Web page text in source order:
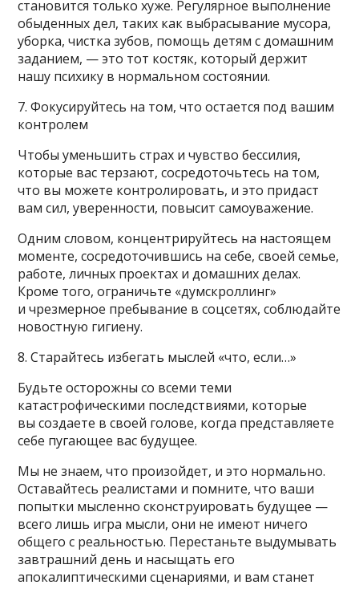
становится только хуже. Регулярное выполнение
обыденных дел, таких как выбрасывание мусора,
уборка, чистка зубов, помощь детям с домашним
заданием, — это тот костяк, который держит
нашу психику в нормальном состоянии.
7. Фокусируйтесь на том, что остается под вашим
контролем
Чтобы уменьшить страх и чувство бессилия,
которые вас терзают, сосредоточьтесь на том,
что вы можете контролировать, и это придаст
вам сил, уверенности, повысит самоуважение.
Одним словом, концентрируйтесь на настоящем
моменте, сосредоточившись на себе, своей семье,
работе, личных проектах и домашних делах.
Кроме того, ограничьте «думскроллинг»
и чрезмерное пребывание в соцсетях, соблюдайте
новостную гигиену.
8. Старайтесь избегать мыслей «что, если…»
Будьте осторожны со всеми теми
катастрофическими последствиями, которые
вы создаете в своей голове, когда представляете
себе пугающее вас будущее.
Мы не знаем, что произойдет, и это нормально.
Оставайтесь реалистами и помните, что ваши
попытки мысленно сконструировать будущее —
всего лишь игра мысли, они не имеют ничего
общего с реальностью. Перестаньте выдумывать
завтрашний день и насыщать его
апокалиптическими сценариями, и вам станет